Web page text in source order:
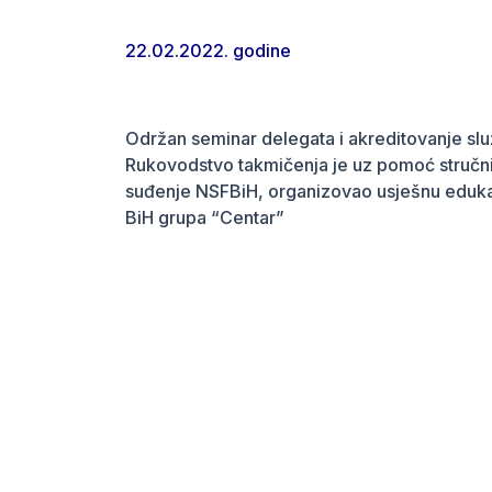
22.02.2022. godine
Održan seminar delegata i akreditovanje
Rukovodstvo takmičenja je uz pomoć
suđenje NSFBiH, organizovao usješnu
BiH grupa “Centar”